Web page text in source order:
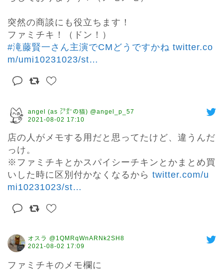
突然の商談にも役立ちます！
#滝藤賢一さん主演でCMどうですかね twitter.co
m/umi10231023/st…
angel (as ㌵㌤の猫) @angel_p_57
2021-08-02 17:10
店の人がメモする用だと思ってたけど、違うんだ
っけ。
※ファミチキとかスパイシーチキンとかまとめ買
いした時に区別付かなくなるから twitter.com/u
mi10231023/st…
オスラ @1QMRqWnARNk2SH8
2021-08-02 17:09
ファミチキのメモ欄に